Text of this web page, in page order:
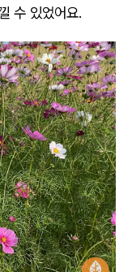
수 있었어요.